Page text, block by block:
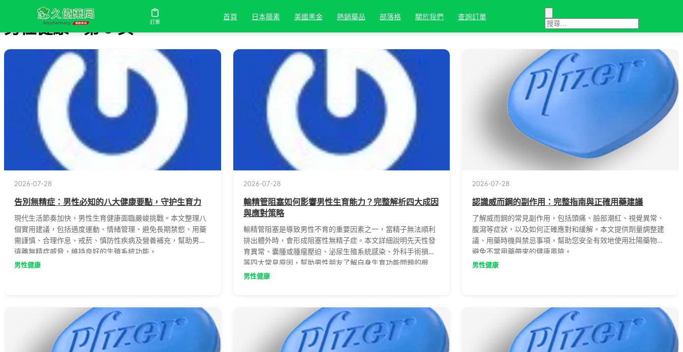
訂單
首頁 日本藤素 美國黑金 熱銷藥品 部落格 關於我們 查詢訂單
男性健康 - 第 3 页
2026-07-28
告別無精症：男性必知的八大健康要點，守护生育力
現代生活節奏加快，男性生育健康面臨嚴峻挑戰。本文整理八
個實用建議，包括適度運動、情緒管理、避免長期禁慾、用藥
需謹慎、合理作息、戒菸、慎防性疾病及營養補充，幫助男性
遠離無精症威脅，維持良好的生殖系統功能。
男性健康
2026-07-28
輸精管阻塞如何影響男性生育能力？完整解析四大成因
與應對策略
輸精管阻塞是導致男性不育的重要因素之一，當精子無法順利
排出體外時，會形成阻塞性無精子症。本文詳細說明先天性發
育異常、囊腫或腫瘤壓迫、泌尿生殖系統感染、外科手術損傷
等四大常見原因，幫助男性朋友了解自身生育功能問題的根
源，並建議及早就醫檢查與治療。
男性健康
2026-07-28
認識威而鋼的副作用：完整指南與正確用藥建議
了解威而鋼的常見副作用，包括頭痛、臉部潮紅、視覺異常、
腹瀉等症狀，以及如何正確應對和緩解。本文提供劑量調整建
議、用藥時機與禁忌事項，幫助您安全有效地使用壯陽藥物，
避免不當用藥帶來的健康風險。
男性健康